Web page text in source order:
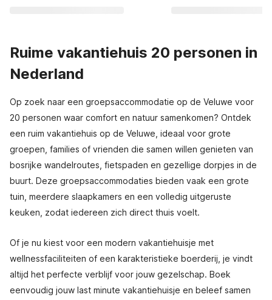
Ruime vakantiehuis 20 personen in
Nederland
Op zoek naar een groepsaccommodatie op de Veluwe voor
20 personen waar comfort en natuur samenkomen? Ontdek
een ruim vakantiehuis op de Veluwe, ideaal voor grote
groepen, families of vrienden die samen willen genieten van
bosrijke wandelroutes, fietspaden en gezellige dorpjes in de
buurt. Deze groepsaccommodaties bieden vaak een grote
tuin, meerdere slaapkamers en een volledig uitgeruste
keuken, zodat iedereen zich direct thuis voelt.
Of je nu kiest voor een modern vakantiehuisje met
wellnessfaciliteiten of een karakteristieke boerderij, je vindt
altijd het perfecte verblijf voor jouw gezelschap. Boek
eenvoudig jouw last minute vakantiehuisje en beleef samen